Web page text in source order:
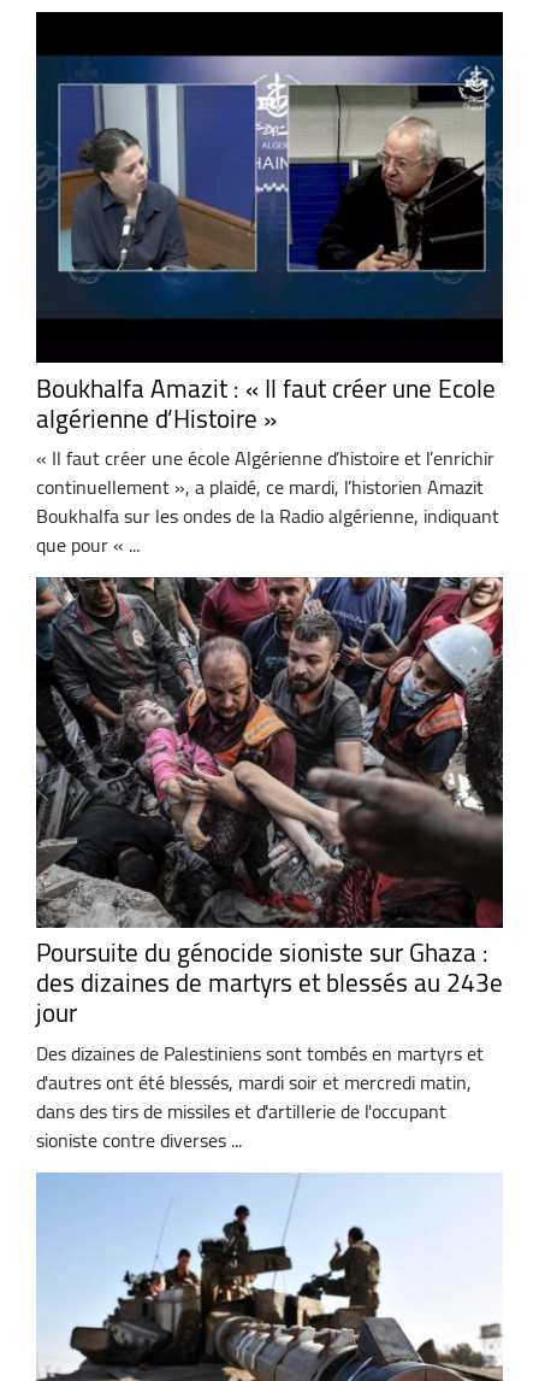
Boukhalfa Amazit : « Il faut créer une Ecole
algérienne d’Histoire »
« Il faut créer une école Algérienne d’histoire et l’enrichir
continuellement », a plaidé, ce mardi, l’historien Amazit
Boukhalfa sur les ondes de la Radio algérienne, indiquant
que pour « ...
Poursuite du génocide sioniste sur Ghaza :
des dizaines de martyrs et blessés au 243e
jour
Des dizaines de Palestiniens sont tombés en martyrs et
d'autres ont été blessés, mardi soir et mercredi matin,
dans des tirs de missiles et d'artillerie de l'occupant
sioniste contre diverses ...